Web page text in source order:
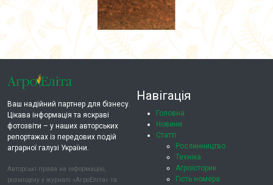
Ваш надійний партнер для бізнесу.
Цікава інформація та яскраві
фотозвіти – у наших авторських
репортажах із передових подій
аграрної галузі України.
Авторські права на інформацію,
розміщену у журналі «АгроЕліта» та
Навігація
Головна
Новини
Статті
Рослинництво
Техніка
Агроісторик
Гість номера